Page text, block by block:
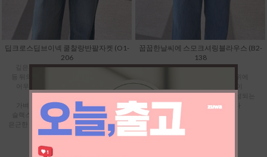
딥크로스딥브이넥 쿨찰랑반팔자켓 (O1-
206
깊은 브이넥이 시선을 분산시켜 주고
어우러져서 미운 뱃살까지 납작하고
예쁘게 커버해 줍니다.
가벼운 나시에 하이웨스트 청바지나
슬랙스만 매치해도 옆구리 트임 사이로
은근한 포인트를 주어 전혀 뻔하지 않아요
꿉꿉한날씨에 스모크셔링블라우스 (B2-
138
극강으로 더운 날씨에도
쿨찰랑 학다리 슬랙스나 데님 위에
단정하고 시원한 만능 코디가 완성되는
최고의 데일리 아이템입니다